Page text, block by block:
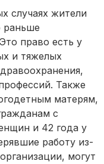
случаях жители
раньше
право есть у
и тяжелых
Также
матерям,
с
и 42 года у
работу из-
могут